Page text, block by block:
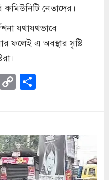
নেতাদের।
যথাযথভাবে
ফলেই এ অবস্থার সৃষ্টি
PrintFriendly
Copy
Link